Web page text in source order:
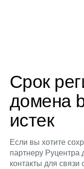
Срок
домена
истек
Если вы хотите
партнеру Руцентра
контакты для